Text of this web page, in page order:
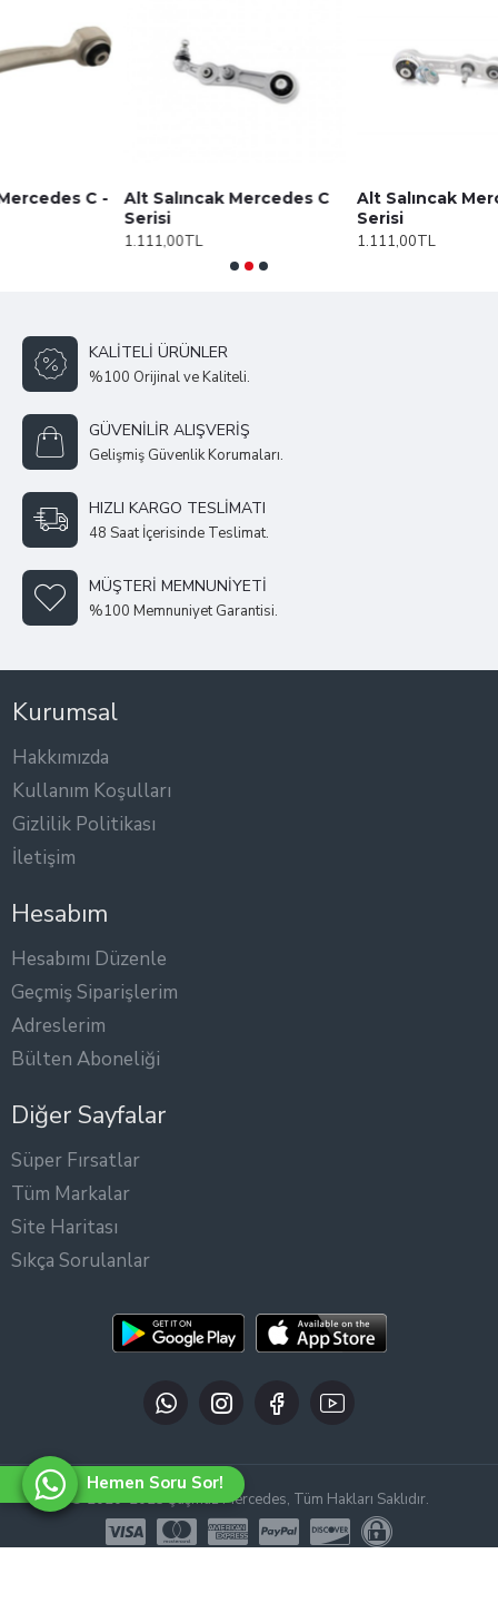
-
Alt Salıncak Mercedes C
Alt Salıncak Mercedes C
KALITELI ÜRÜNLER
%100 Orijinal ve Kaliteli.
GÜVENILIR ALIŞVERIŞ
Gelişmiş Güvenlik Korumaları.
HIZLI KARGO TESLIMATI
48 Saat İçerisinde Teslimat.
MÜŞTERI MEMNUNIYETI
%100 Memnuniyet Garantisi.
Kurumsal
Hakkımızda
Kullanım Koşulları
Gizlilik Politikası
İletişim
Hesabım
Hesabımı Düzenle
Geçmiş Siparişlerim
Adreslerim
Bülten Aboneliği
Diğer Sayfalar
Süper Fırsatlar
Tüm Markalar
Site Haritası
Sıkça Sorulanlar
© 2020-2025 Şaşmaz Mercedes, Tüm Hakları Saklıdır.
Hemen Soru Sor!